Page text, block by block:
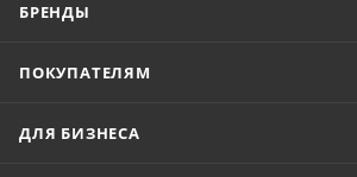
БРЕНДЫ
ПОКУПАТЕЛЯМ
ДЛЯ БИЗНЕСА